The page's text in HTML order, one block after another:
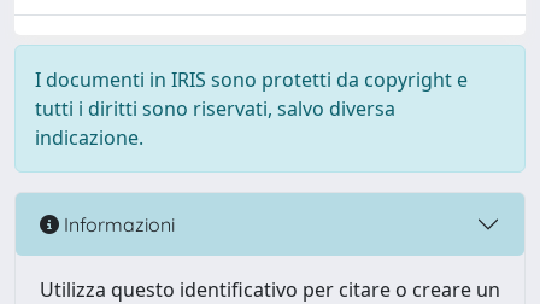
I documenti in IRIS sono protetti da copyright e
tutti i diritti sono riservati, salvo diversa
indicazione.
Informazioni
Utilizza questo identificativo per citare o creare un